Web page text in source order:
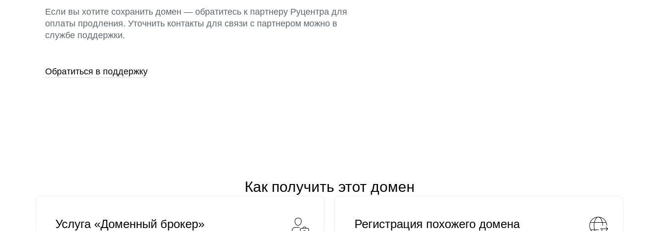
Если вы хотите сохранить домен — обратитесь к партнеру Руцентра для
оплаты продления. Уточнить контакты для связи с партнером можно в
службе поддержки.
Обратиться в поддержку
Как получить этот домен
Услуга «Доменный брокер» Регистрация похожего домена